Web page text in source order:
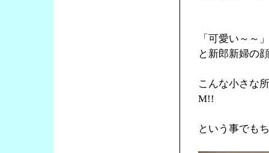
「可愛い～～
と新郎新婦の
こんな小さな
M!!
という事でも